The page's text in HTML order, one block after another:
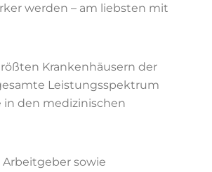
werden – am liebsten mit
Krankenhäusern der
Leistungsspektrum
in den medizinischen
sowie